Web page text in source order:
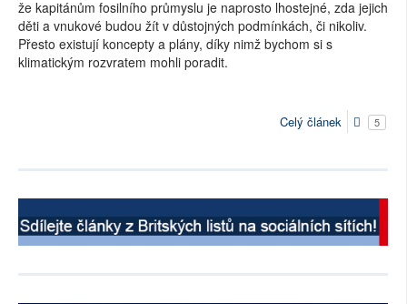
že kapitánům fosilního průmyslu je naprosto lhostejné, zda jejich
děti a vnukové budou žít v důstojných podmínkách, či nikoliv.
Přesto existují koncepty a plány, díky nimž bychom si s
klimatickým rozvratem mohli poradit.
Celý článek 5